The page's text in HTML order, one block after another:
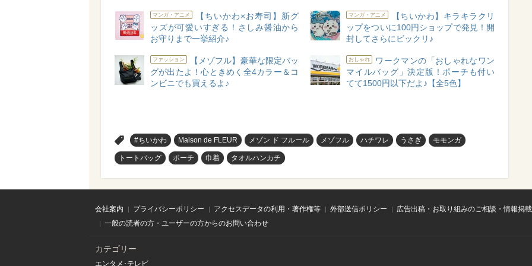
マンガ・アニメ
【ちいかわ×お寿司】新グ
ッズが可愛いすぎる！さしみ醤油から
お守りまで一挙紹介♪
マンガ・アニメ
【ちいかわ】キラキラクリ
ップをついに100円ショップで発見！開
封してさらにビックリ♪
ファッション
【メゾフル】豪華な限定バッ
グが出たよ！心ときめく全4カラー＆コ
ンビニでも買えるよ♪
おしゃれ
ワークマンの「おしゃれなワン
マイルバッグ」決定版！ポーチも付い
てて1500円以下だよ♪【全5色】
#ちいかわ Maison de FLEUR メゾン ド フルール メゾフル ハチワレ うさぎ モモンガ
トートバッグ ポーチ 巾着 タオルハンカチ
会社案内 プライバシーポリシー アクセスデータの利用・著作権等 外部送信ポリシー
広告出稿・お取り組みのご相談・情報掲
一般の読者の方・ユーザーの方からのお問い合わせ
カテゴリー
エンタメ･テレビ